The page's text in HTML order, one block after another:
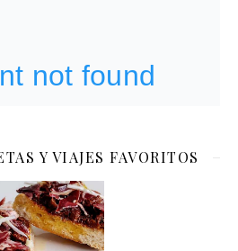
Y VIAJES FAVORITOS